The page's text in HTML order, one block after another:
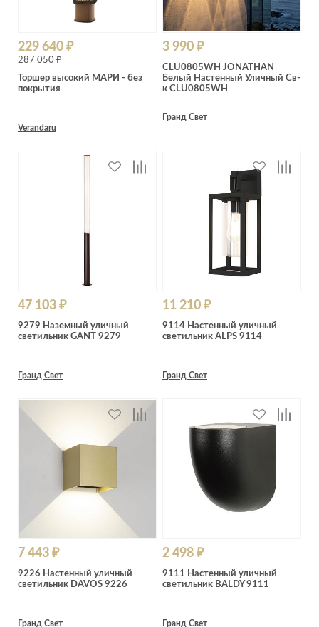
229 640 ₽
287 050 ₽
Торшер высокий МАРИ - без
покрытия
Verandaru
3 990 ₽
CLU0805WH JONATHAN
Белый Настенный Уличный Св-
к CLU0805WH
Гранд Свет
47 103 ₽
9279 Наземный уличный
светильник GANT 9279
Гранд Свет
11 210 ₽
9114 Настенный уличный
светильник ALPS 9114
Гранд Свет
7 443 ₽
9226 Настенный уличный
светильник DAVOS 9226
Гранд Свет
2 498 ₽
9111 Настенный уличный
светильник BALDY 9111
Гранд Свет